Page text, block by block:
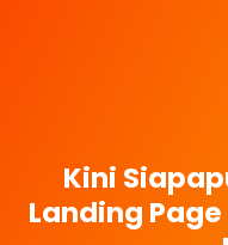
Kini
Landing